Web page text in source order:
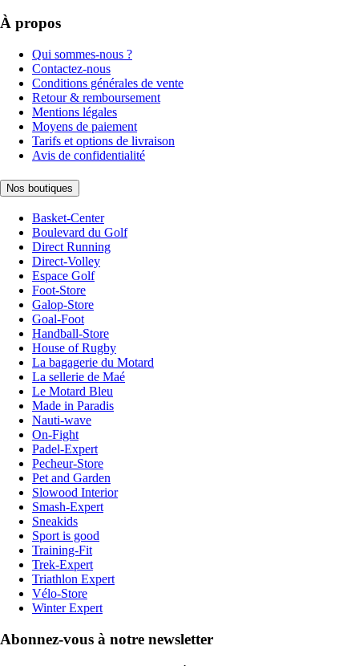
À propos
Qui sommes-nous ?
Contactez-nous
Conditions générales de vente
Retour & remboursement
Mentions légales
Moyens de paiement
Tarifs et options de livraison
Avis de confidentialité
Nos boutiques
Basket-Center
Boulevard du Golf
Direct Running
Direct-Volley
Espace Golf
Foot-Store
Galop-Store
Goal-Foot
Handball-Store
House of Rugby
La bagagerie du Motard
La sellerie de Maé
Le Motard Bleu
Made in Paradis
Nauti-wave
On-Fight
Padel-Expert
Pecheur-Store
Pet and Garden
Slowood Interior
Smash-Expert
Sneakids
Sport is good
Training-Fit
Trek-Expert
Triathlon Expert
Vélo-Store
Winter Expert
Abonnez-vous à notre newsletter